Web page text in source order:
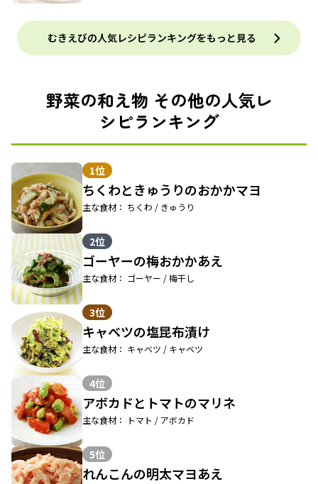
むきえびの人気レシピランキングをもっと見る
野菜の和え物 その他の人気レ
シピランキング
1位
ちくわときゅうりのおかかマヨ
主な食材： ちくわ / きゅうり
2位
ゴーヤーの梅おかかあえ
主な食材： ゴーヤー / 梅干し
3位
キャベツの塩昆布漬け
主な食材： キャベツ / キャベツ
4位
アボカドとトマトのマリネ
主な食材： トマト / アボカド
5位
れんこんの明太マヨあえ